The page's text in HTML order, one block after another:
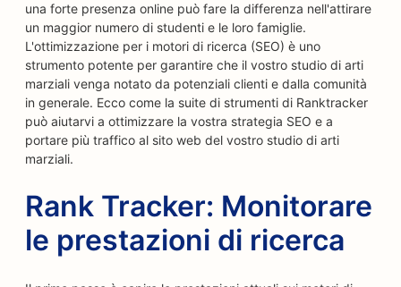
una forte presenza online può fare la differenza nell'attirare
un maggior numero di studenti e le loro famiglie.
L'ottimizzazione per i motori di ricerca (SEO) è uno
strumento potente per garantire che il vostro studio di arti
marziali venga notato da potenziali clienti e dalla comunità
in generale. Ecco come la suite di strumenti di Ranktracker
può aiutarvi a ottimizzare la vostra strategia SEO e a
portare più traffico al sito web del vostro studio di arti
marziali.
Rank Tracker: Monitorare
le prestazioni di ricerca